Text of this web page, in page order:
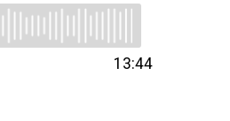
13:44